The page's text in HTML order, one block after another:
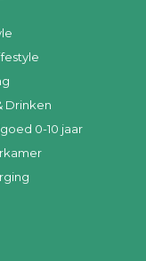
Drinken
0-10 jaar